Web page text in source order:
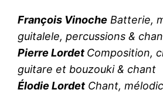
François Vinoche Batterie,
guitalele, percussions &
Pierre Lordet Composition,
guitare et bouzouki & chant
Élodie Lordet Chant,